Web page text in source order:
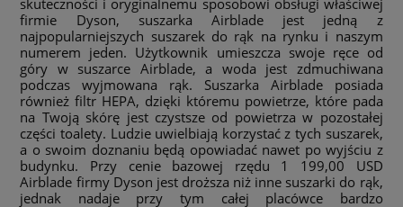
firmie Dyson, suszarka Airblade jest jedną z
najpopularniejszych suszarek do rąk na rynku i naszym
numerem jeden. Użytkownik umieszcza swoje ręce od
góry w suszarce Airblade, a woda jest zdmuchiwana
podczas wyjmowana rąk. Suszarka Airblade posiada
również filtr HEPA, dzięki któremu powietrze, które pada
na Twoją skórę jest czystsze od powietrza w pozostałej
części toalety. Ludzie uwielbiają korzystać z tych suszarek,
a o swoim doznaniu będą opowiadać nawet po wyjściu z
budynku. Przy cenie bazowej rzędu 1 199,00 USD
Airblade firmy Dyson jest droższa niż inne suszarki do rąk,
jednak nadaje przy tym całej placówce bardzo